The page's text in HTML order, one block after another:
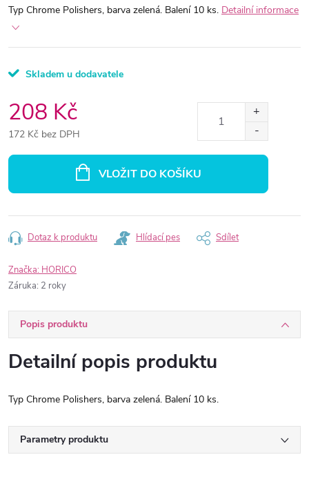
Typ Chrome Polishers, barva zelená. Balení 10 ks. Detailní informace
Skladem u dodavatele
208 Kč
172 Kč bez DPH
VLOŽIT DO KOŠÍKU
Dotaz k produktu Hlídací pes Sdílet
Značka: HORICO
Záruka: 2 roky
Popis produktu
Detailní popis produktu
Typ Chrome Polishers, barva zelená. Balení 10 ks.
Parametry produktu